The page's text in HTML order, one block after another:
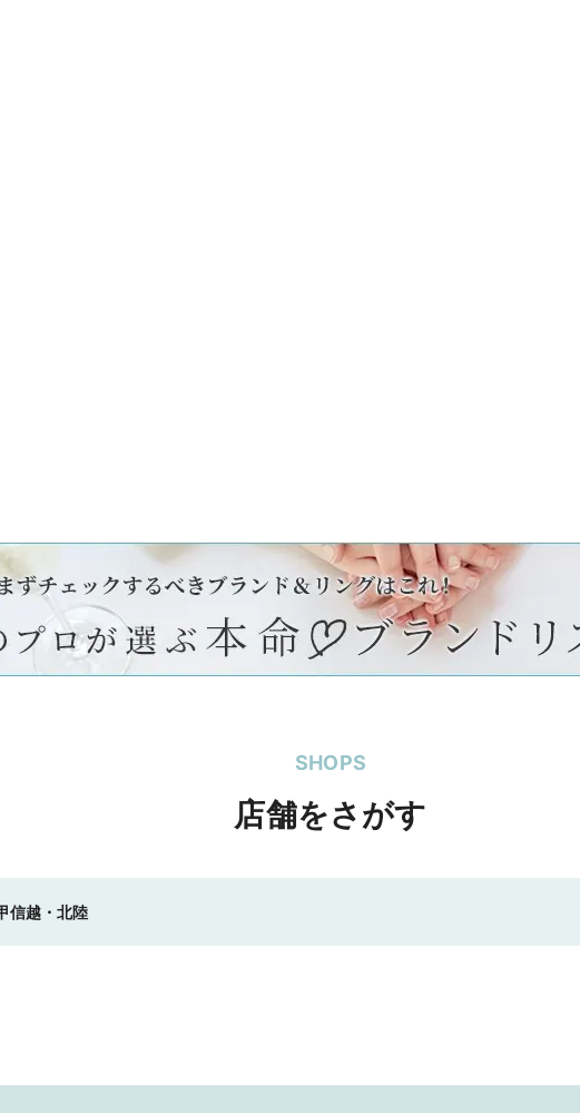
SHOPS
店舗をさがす
信越・北陸